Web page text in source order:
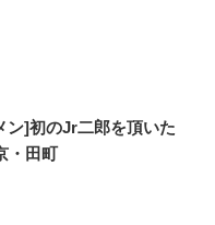
]初のJr二郎を頂いた
・田町